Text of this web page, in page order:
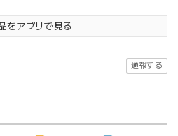
をアプリで見る
通報する